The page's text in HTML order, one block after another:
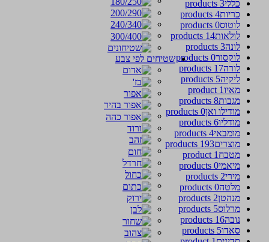
שטיחים לפי צבע
כללי3 products
כריות4 products
לוטוס0 products
לולאות14 products
לונה3 products
לוקסור0 products
לורה17 products
ליקיה5 products
מאיו1 product
מגבות8 products
מודילו ואן0 products
מודליו6 products
מומבאי4 products
מוצרים193 products
מטבח 1 product
מיאמי0 products
מירי2 products
מלטה0 products
מנהטן2 products
מרלוס5 products
נובה16 products
סאדו5 products